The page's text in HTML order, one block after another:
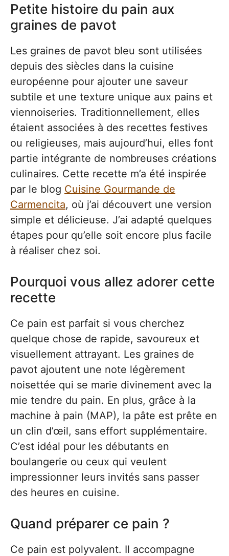
Petite histoire du pain aux
graines de pavot
Les graines de pavot bleu sont utilisées
depuis des siècles dans la cuisine
européenne pour ajouter une saveur
subtile et une texture unique aux pains et
viennoiseries. Traditionnellement, elles
étaient associées à des recettes festives
ou religieuses, mais aujourd’hui, elles font
partie intégrante de nombreuses créations
culinaires. Cette recette m’a été inspirée
par le blog Cuisine Gourmande de
Carmencita, où j’ai découvert une version
simple et délicieuse. J’ai adapté quelques
étapes pour qu’elle soit encore plus facile
à réaliser chez soi.
Pourquoi vous allez adorer cette
recette
Ce pain est parfait si vous cherchez
quelque chose de rapide, savoureux et
visuellement attrayant. Les graines de
pavot ajoutent une note légèrement
noisettée qui se marie divinement avec la
mie tendre du pain. En plus, grâce à la
machine à pain (MAP), la pâte est prête en
un clin d’œil, sans effort supplémentaire.
C’est idéal pour les débutants en
boulangerie ou ceux qui veulent
impressionner leurs invités sans passer
des heures en cuisine.
Quand préparer ce pain ?
Ce pain est polyvalent. Il accompagne